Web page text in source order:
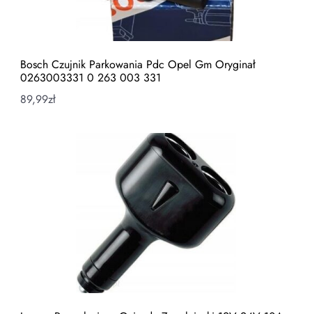
Bosch Czujnik Parkowania Pdc Opel Gm Oryginał
0263003331 0 263 003 331
89,99zł